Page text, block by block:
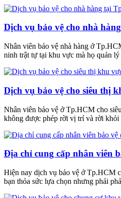
Dịch vụ bảo vệ cho nhà
Nhân viên bảo vệ nhà hàng ở
ninh trật tự tại khu vực mà họ quản lý
Dịch vụ bảo vệ cho siêu thị
Nhân viên bảo vệ ở Tp.HCM cho
không được phép rời vị trí và rời khỏi
Địa chỉ cung cấp nhân viên
Hiện nay dịch vụ bảo vệ ở Tp.HCM
bạn thỏa sức lựa chọn nhưng phải